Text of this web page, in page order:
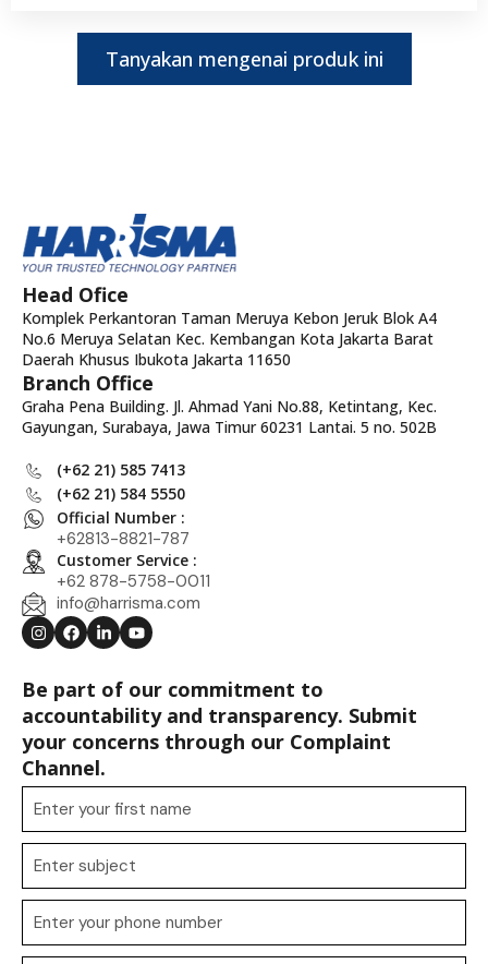
Tanyakan mengenai produk ini
Head Ofice
Komplek Perkantoran Taman Meruya Kebon Jeruk Blok A4
No.6 Meruya Selatan Kec. Kembangan Kota Jakarta Barat
Daerah Khusus Ibukota Jakarta 11650
Branch Office
Graha Pena Building. Jl. Ahmad Yani No.88, Ketintang, Kec.
Gayungan, Surabaya, Jawa Timur 60231 Lantai. 5 no. 502B
(+62 21) 585 7413
(+62 21) 584 5550
Official Number :
+62813-8821-787
Customer Service :
+62 878-5758-0011
info@harrisma.com
Be part of our commitment to
accountability and transparency. Submit
your concerns through our Complaint
Channel.